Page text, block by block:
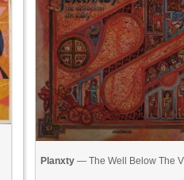
Planxty— The Well Below The